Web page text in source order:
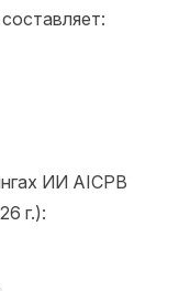
ИИ AICPB
г.):